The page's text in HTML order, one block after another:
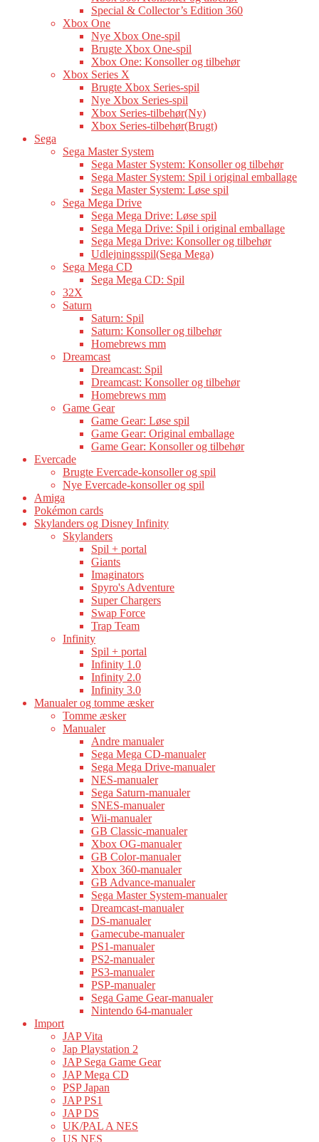
Special & Collector’s Edition 360
Xbox One
Nye Xbox One-spil
Brugte Xbox One-spil
Xbox One: Konsoller og tilbehør
Xbox Series X
Brugte Xbox Series-spil
Nye Xbox Series-spil
Xbox Series-tilbehør(Ny)
Xbox Series-tilbehør(Brugt)
Sega
Sega Master System
Sega Master System: Konsoller og tilbehør
Sega Master System: Spil i original emballage
Sega Master System: Løse spil
Sega Mega Drive
Sega Mega Drive: Løse spil
Sega Mega Drive: Spil i original emballage
Sega Mega Drive: Konsoller og tilbehør
Udlejningsspil(Sega Mega)
Sega Mega CD
Sega Mega CD: Spil
32X
Saturn
Saturn: Spil
Saturn: Konsoller og tilbehør
Homebrews mm
Dreamcast
Dreamcast: Spil
Dreamcast: Konsoller og tilbehør
Homebrews mm
Game Gear
Game Gear: Løse spil
Game Gear: Original emballage
Game Gear: Konsoller og tilbehør
Evercade
Brugte Evercade-konsoller og spil
Nye Evercade-konsoller og spil
Amiga
Pokémon cards
Skylanders og Disney Infinity
Skylanders
Spil + portal
Giants
Imaginators
Spyro's Adventure
Super Chargers
Swap Force
Trap Team
Infinity
Spil + portal
Infinity 1.0
Infinity 2.0
Infinity 3.0
Manualer og tomme æsker
Tomme æsker
Manualer
Andre manualer
Sega Mega CD-manualer
Sega Mega Drive-manualer
NES-manualer
Sega Saturn-manualer
SNES-manualer
Wii-manualer
GB Classic-manualer
Xbox OG-manualer
GB Color-manualer
Xbox 360-manualer
GB Advance-manualer
Sega Master System-manualer
Dreamcast-manualer
DS-manualer
Gamecube-manualer
PS1-manualer
PS2-manualer
PS3-manualer
PSP-manualer
Sega Game Gear-manualer
Nintendo 64-manualer
Import
JAP Vita
Jap Playstation 2
JAP Sega Game Gear
JAP Mega CD
PSP Japan
JAP PS1
JAP DS
UK/PAL A NES
US NES